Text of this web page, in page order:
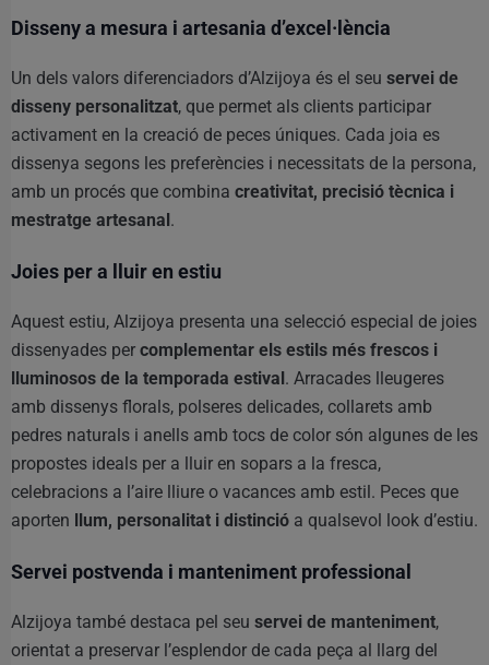
Disseny a mesura i artesania d’excel·lència
Un dels valors diferenciadors d’Alzijoya és el seu servei de
disseny personalitzat, que permet als clients participar
activament en la creació de peces úniques. Cada joia es
dissenya segons les preferències i necessitats de la persona,
amb un procés que combina creativitat, precisió tècnica i
mestratge artesanal.
Joies per a lluir en estiu
Aquest estiu, Alzijoya presenta una selecció especial de joies
dissenyades per complementar els estils més frescos i
lluminosos de la temporada estival. Arracades lleugeres
amb dissenys florals, polseres delicades, collarets amb
pedres naturals i anells amb tocs de color són algunes de les
propostes ideals per a lluir en sopars a la fresca,
celebracions a l’aire lliure o vacances amb estil. Peces que
aporten llum, personalitat i distinció a qualsevol look d’estiu.
Servei postvenda i manteniment professional
Alzijoya també destaca pel seu servei de manteniment,
orientat a preservar l’esplendor de cada peça al llarg del